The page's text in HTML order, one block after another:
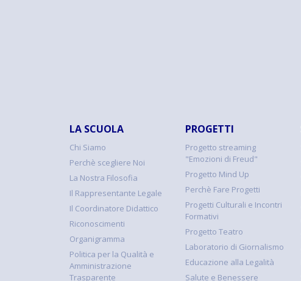
LA SCUOLA
Chi Siamo
Perchè scegliere Noi
La Nostra Filosofia
Il Rappresentante Legale
Il Coordinatore Didattico
Riconoscimenti
Organigramma
Politica per la Qualità e
Amministrazione
Trasparente
PROGETTI
Progetto streaming
"Emozioni di Freud"
Progetto Mind Up
Perchè Fare Progetti
Progetti Culturali e Incontri
Formativi
Progetto Teatro
Laboratorio di Giornalismo
Educazione alla Legalità
Salute e Benessere